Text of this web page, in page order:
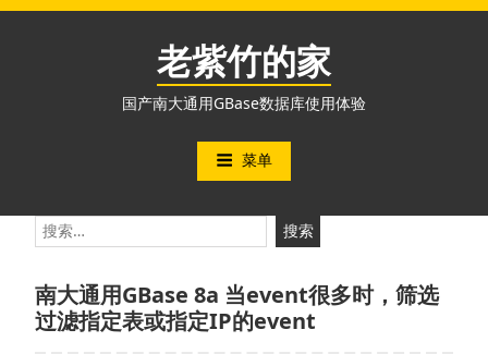
跳
老紫竹的家
国产南大通用GBase数据库使用体验
菜单
搜
索：
南大通用GBase 8a 当event很多时，筛选
过滤指定表或指定IP的event